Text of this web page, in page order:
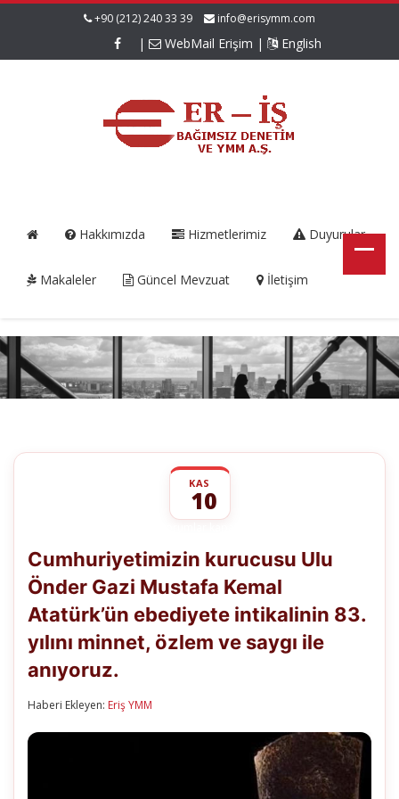
+90 (212) 240 33 39 info@erisymm.com
| WebMail Erişim | English
Hakkımızda Hizmetlerimiz Duyurular
Makaleler Güncel Mevzuat İletişim
KAS
10
Ulu
Gazi
Kemal
Atatürk’ün
ebediyete
Cumhuriyetimizin kurucusu Ulu
Önder Gazi Mustafa Kemal
Atatürk’ün ebediyete intikalinin 83.
yılını minnet, özlem ve saygı ile
anıyoruz.
Haberi Ekleyen: Eriş YMM